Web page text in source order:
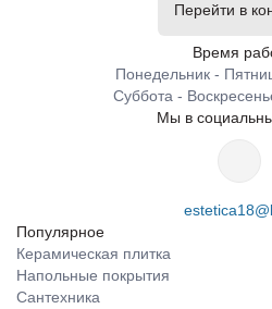
Перейти в
Время
Понедельник -
Суббота -
Мы в
Популярное
Керамическая плитка
Напольные покрытия
Сантехника